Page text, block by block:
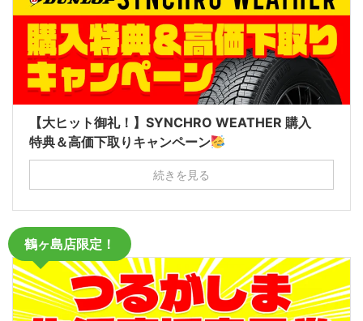
【大ヒット御礼！】SYNCHRO WEATHER 購入
特典＆高価下取りキャンペーン
続きを見る
鶴ヶ島店限定！